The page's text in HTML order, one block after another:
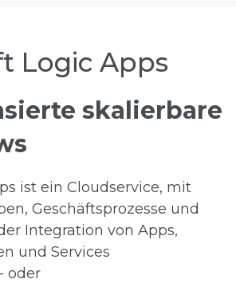
Logic Apps
skalierbare
ist ein Cloudservice, mit
Geschäftsprozesse und
Integration von Apps,
und Services
oder